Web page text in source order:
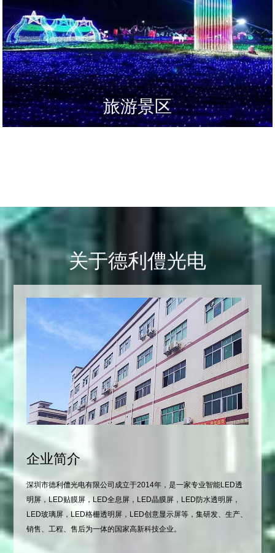
旅游景区
关于德利僼光电
企业简介
深圳市德利僼光电有限公司成立于2014年，是一家专业智能LED透
明屏，LED贴膜屏，LED全息屏，LED晶膜屏，LED防水透明屏，
LED玻璃屏，LED格栅透明屏，LED创意显示屏等，集研发、生产、
销售、工程、售后为一体的国家高新科技企业。